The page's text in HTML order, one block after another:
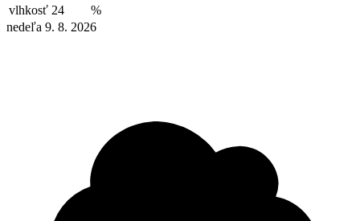
vlhkosť 24
%
nedeľa 9. 8. 2026